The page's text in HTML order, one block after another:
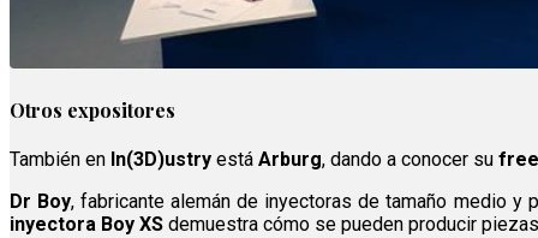
Otros expositores
También en In(3D)ustry está Arburg, dando a conocer su
Dr Boy, fabricante alemán de inyectoras de tamaño medio y
inyectora Boy XS demuestra cómo se pueden producir